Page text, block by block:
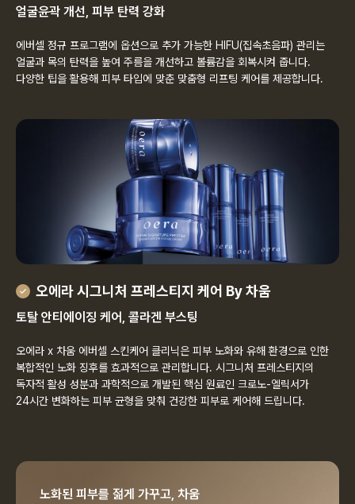
얼굴윤곽 개선, 피부 탄력 강화
에버셀 정규 프로그램에 옵션으로 추가 가능한 HIFU(집속초음파) 관리는
얼굴과 목의 탄력을 높여 주름을 개선하고 볼륨감을 회복시켜 줍니다.
다양한 팁을 활용해 피부 타입에 맞춘 맞춤형 리프팅 케어를 제공합니다.
오에라 시그니처 프레스티지 케어 By 차움
토탈 안티에이징 케어, 콜라겐 부스팅
오에라 x 차움 에버셀 스킨케어 클리닉은 피부 노화와 유해 환경으로 인한
복합적인 노화 징후를 효과적으로 관리합니다. 시그니처 프레스티지의
독자적 활성 성분과 과학적으로 개발된 핵심 원료인 크로노-엘릭서가
24시간 변화하는 피부 균형을 맞춰 건강한 피부로 케어해 드립니다.
노화된 피부를 젊게 가꾸고, 차움